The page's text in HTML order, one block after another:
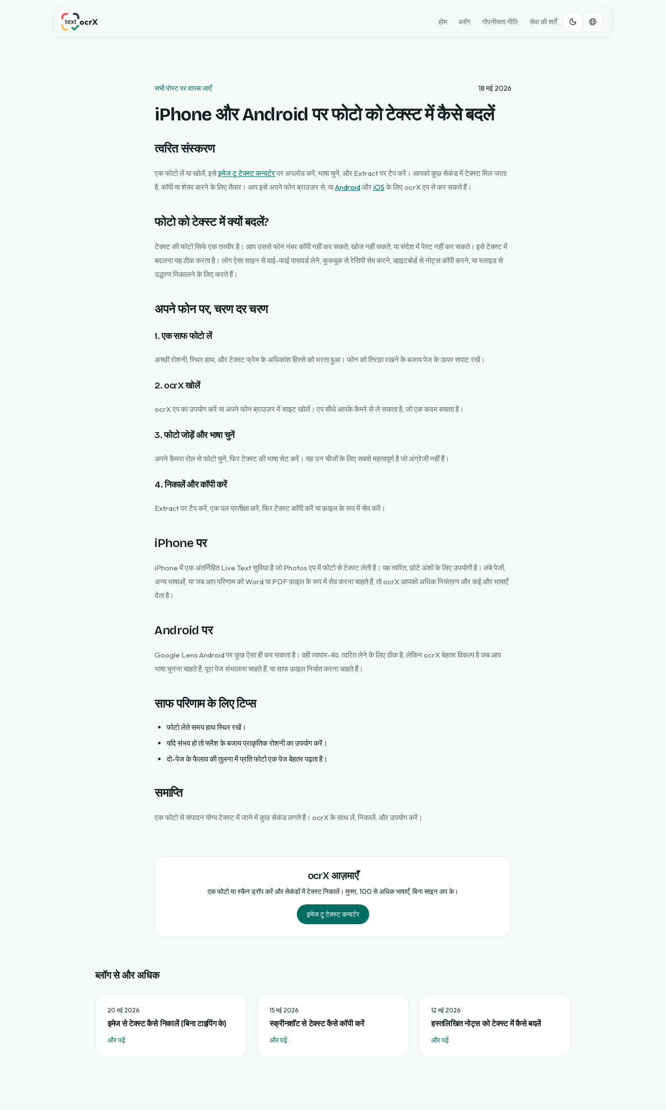
ocrX होम ब्लॉग गोपनीयता नीति सेवा की शर्तें
सभी पोस्ट पर वापस जाएँ 18 मई 2026
iPhone और Android पर फोटो को टेक्स्ट में कैसे बदलें
त्वरित संस्करण
एक फोटो लें या खोलें, इसेइमेज टू टेक्स्ट कन्वर्टरपर अपलोड करें, भाषा चुनें, और Extract पर टैप करें। आपको कुछ सेकंड में टेक्स्ट मिल जाता
है, कॉपी या शेयर करने के लिए तैयार। आप इसे अपने फोन ब्राउज़र से, याAndroidऔरiOS के लिए ocrX एप से कर सकते हैं।
फोटो को टेक्स्ट में क्यों बदलें?
टेक्स्ट की फोटो सिर्फ एक तस्वीर है। आप उससे फोन नंबर कॉपी नहीं कर सकते, खोज नहीं सकते, या संदेश में पेस्ट नहीं कर सकते। इसे टेक्स्ट में
बदलना यह ठीक करता है। लोग ऐसा साइन से वाई-फाई पासवर्ड लेने, कुकबुक से रेसिपी सेव करने, व्हाइटबोर्ड से नोट्स कॉपी करने, या स्लाइड से
उद्धरण निकालने के लिए करते हैं।
अपने फोन पर, चरण दर चरण
1. एक साफ फोटो लें
अच्छी रोशनी, स्थिर हाथ, और टेक्स्ट फ्रेम के अधिकांश हिस्से को भरता हुआ। फोन को तिरछा रखने के बजाय पेज के ऊपर सपाट रखें।
2. ocrX खोलें
ocrX एप का उपयोग करें या अपने फोन ब्राउज़र में साइट खोलें। एप सीधे आपके कैमरे से ले सकता है, जो एक कदम बचाता है।
3. फोटो जोड़ें और भाषा चुनें
अपने कैमरा रोल से फोटो चुनें, फिर टेक्स्ट की भाषा सेट करें। यह उन चीजों के लिए सबसे महत्वपूर्ण है जो अंग्रेजी नहीं हैं।
4. निकालें और कॉपी करें
Extract पर टैप करें, एक पल प्रतीक्षा करें, फिर टेक्स्ट कॉपी करें या फ़ाइल के रूप में सेव करें।
iPhone पर
iPhone में एक अंतर्निहित Live Text सुविधा है जो Photos एप में फोटो से टेक्स्ट लेती है। यह त्वरित, छोटे अंशों के लिए उपयोगी है। लंबे पेजों,
अन्य भाषाओं, या जब आप परिणाम को Word या PDF फ़ाइल के रूप में सेव करना चाहते हैं, तो ocrX आपको अधिक नियंत्रण और कई और भाषाएँ
देता है।
Android पर
Google Lens Android पर कुछ ऐसा ही कर सकता है। वही व्यापार-बंद: त्वरित लेने के लिए ठीक है, लेकिन ocrX बेहतर विकल्प है जब आप
भाषा चुनना चाहते हैं, पूरा पेज संभालना चाहते हैं, या साफ फ़ाइल निर्यात करना चाहते हैं।
साफ परिणाम के लिए टिप्स
फोटो लेते समय हाथ स्थिर रखें।
यदि संभव हो तो फ्लैश के बजाय प्राकृतिक रोशनी का उपयोग करें।
दो-पेज के फैलाव की तुलना में प्रति फोटो एक पेज बेहतर पढ़ता है।
समाप्ति
एक फोटो से संपादन योग्य टेक्स्ट में जाने में कुछ सेकंड लगते हैं। ocrX के साथ लें, निकालें, और उपयोग करें।
ocrX आज़माएँ
एक फोटो या स्कैन ड्रॉप करें और सेकंडों में टेक्स्ट निकालें। मुफ्त, 100 से अधिक भाषाएँ, बिना साइन अप के।
इमेज टू टेक्स्ट कन्वर्टर
ब्लॉग से और अधिक
20 मई 2026
इमेज से टेक्स्ट कैसे निकालें (बिना टाइपिंग के)
और पढ़ें
15 मई 2026
स्क्रीनशॉट से टेक्स्ट कैसे कॉपी करें
और पढ़ें
12 मई 2026
हस्तलिखित नोट्स को टेक्स्ट में कैसे बदलें
और पढ़ें